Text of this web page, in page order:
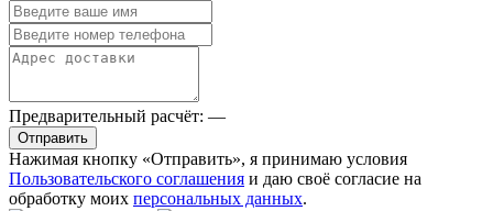
Предварительный расчёт: —
Отправить
Нажимая кнопку «Отправить», я принимаю условия
Пользовательского соглашения и даю своё согласие на
обработку моих персональных данных.